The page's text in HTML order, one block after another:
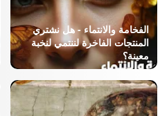
الفخامة والانتماء - هل نشتري
المنتجات الفاخرة لننتمي لنخبة
معينة؟